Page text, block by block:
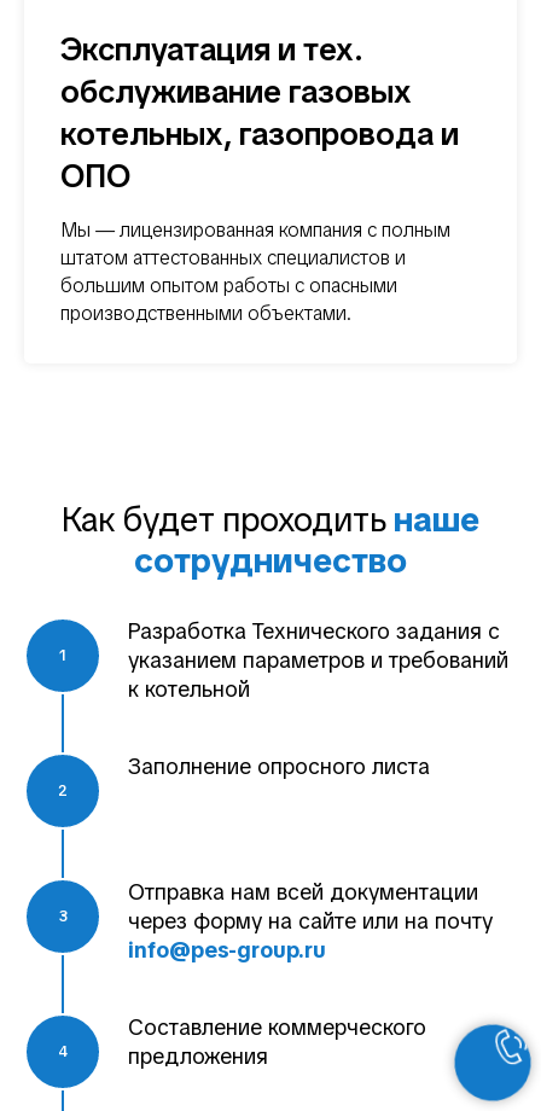
Эксплуатация и тех.
обслуживание газовых
котельных, газопровода и
ОПО
Мы — лицензированная компания с полным
штатом аттестованных специалистов и
большим опытом работы с опасными
производственными объектами.
Как будет проходитьнаше
сотрудничество
Разработка Технического задания с
указанием параметров и требований
к котельной
Заполнение опросного листа
Отправка нам всей документации
через форму на сайте или на почту
info@pes-group.ru
Составление коммерческого
предложения